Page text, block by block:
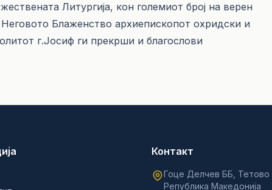
Литургија, кон големиот број на верен
Блаженство архиепископот охридски и
г.Јосиф ги прекрши и благослови
Контакт
Гоце Делчев ББ, Тетово
Република Македонија